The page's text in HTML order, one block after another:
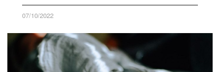
07/10/2022